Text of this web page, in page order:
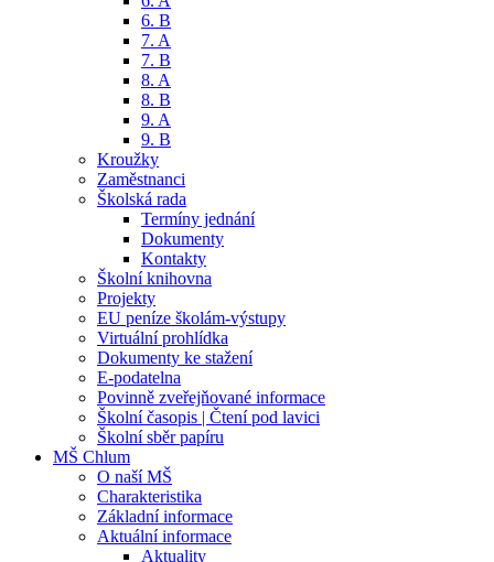
6. B
7. A
7. B
8. A
8. B
9. A
9. B
Kroužky
Zaměstnanci
Školská rada
Termíny jednání
Dokumenty
Kontakty
Školní knihovna
Projekty
EU peníze školám-výstupy
Virtuální prohlídka
Dokumenty ke stažení
E-podatelna
Povinně zveřejňované informace
Školní časopis | Čtení pod lavici
Školní sběr papíru
MŠ Chlum
O naší MŠ
Charakteristika
Základní informace
Aktuální informace
Aktuality